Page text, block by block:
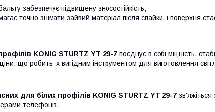
забезпечує підвищену зносостійкість;
точно знімати зайвий матеріал після спайки, і поверхня
KONIG STURTZ YT 29-7 поєднує в собі міцність,
що робить їх вигідним інструментом для виготовлення
для білих профілів KONIG STURTZ YT 29-7
телефонів.